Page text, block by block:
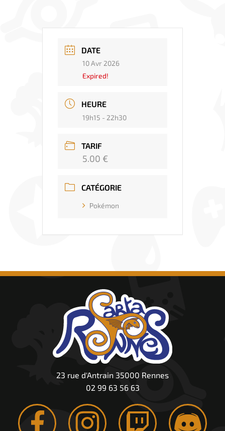
DATE
10 Avr 2026
Expired!
HEURE
19h15 - 22h30
TARIF
5.00 €
CATÉGORIE
Pokémon
23 rue d'Antrain 35000 Rennes
02 99 63 56 63